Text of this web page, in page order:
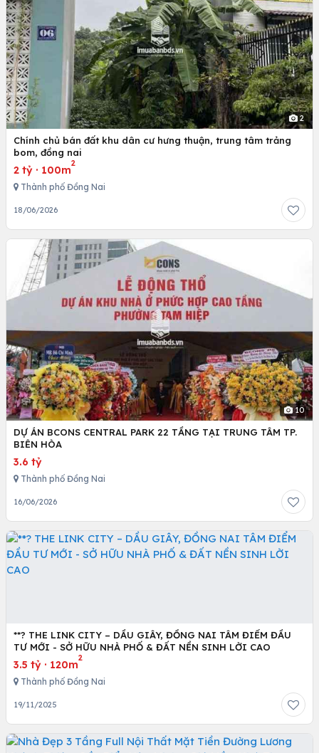
2
Chính chủ bán đất khu dân cư hưng thuận, trung tâm trảng
bom, đồng nai
2 tỷ · 100m
2
Thành phố Đồng Nai
18/06/2026
10
DỰ ÁN BCONS CENTRAL PARK 22 TẦNG TẠI TRUNG TÂM TP.
BIÊN HÒA
3.6 tỷ
Thành phố Đồng Nai
16/06/2026
**? THE LINK CITY – DẦU GIÂY, ĐỒNG NAI TÂM ĐIỂM ĐẦU
TƯ MỚI - SỞ HỮU NHÀ PHỐ & ĐẤT NỀN SINH LỜI CAO
3.5 tỷ · 120m
2
Thành phố Đồng Nai
19/11/2025